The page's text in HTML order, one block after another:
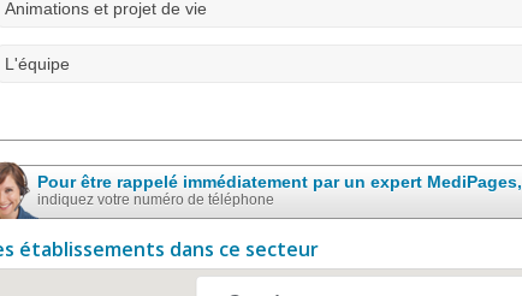
Animations et projet de vie
L'équipe
Pour être rappelé immédiatement par un expert MediPages,
indiquez votre numéro de téléphone
établissements dans ce secteur